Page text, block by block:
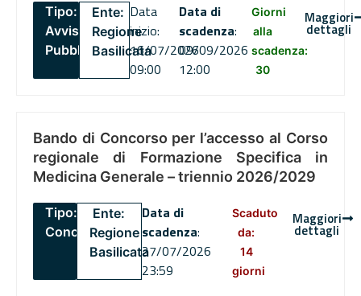
Tipo:
Avviso
Pubblico
Ente:
Regione
Basilicata
Data
inizio:
16/07/2026
09:00
Data di
scadenza:
09/09/2026
12:00
Giorni
alla
scadenza:
30
Maggiori
dettagli
Bando di Concorso per l’accesso al Corso
regionale di Formazione Specifica in
Medicina Generale – triennio 2026/2029
Tipo:
Concorsi
Ente:
Regione
Basilicata
Data di
scadenza:
27/07/2026
23:59
Scaduto
da:
14
giorni
Maggiori
dettagli